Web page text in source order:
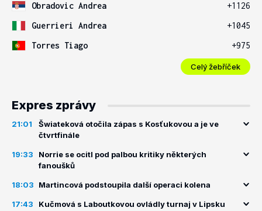
Obradovic Andrea
+1126
Guerrieri Andrea
+1045
Torres Tiago
+975
Celý žebříček
Expres zprávy
21:01
Šwiateková otočila zápas s Kosťukovou a je ve
čtvrtfinále
19:33
Norrie se ocitl pod palbou kritiky některých
fanoušků
18:03 Martincová podstoupila další operaci kolena
17:43 Kučmová s Laboutkovou ovládly turnaj v Lipsku